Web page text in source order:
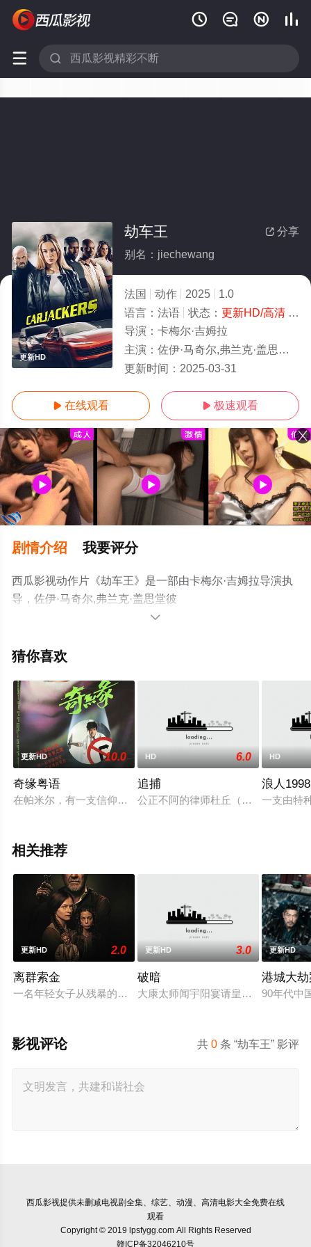
   
 
更新HD
 分享
劫车王
别名：jiechewang
法国 动作 2025
1.0
语言： 法语 状态： 更新HD/高清- 免费在线观看
导演： 卡梅尔·吉姆拉
主演： 佐伊·马奇尔,弗兰克·盖思堂彼得,Bosh,Chilla,Alassane,Diong,Disiz,La,Peste,
更新时间： 2025-03-31
 在线观看  极速观看
剧情介绍 我要评分
西瓜影视动作片《劫车王》是一部由卡梅尔·吉姆拉导演执
导，佐伊·马奇尔,弗兰克·盖思堂彼
得
Ceccaldi,Florence,Fauquet,乔纳森·德缪杰,阿利克斯·贝纳
影，手机免费观看高清无删减完整版电影大全就上西瓜影
院，更多相关信息可移步至豆瓣电影、电视猫或剧情网等
平台了解。

猜你喜欢
更新HD 10.0
奇缘粤语
在帕米尔，有一支信仰神秘力量的古老部族，其中正邪两派对
HD 6.0
追捕
公正不阿的律师杜丘（张涵予饰），
HD
浪人1998
一支由特
相关推荐
更新HD 2.0
离群索金
一名年轻女子从残暴的亡命团伙手中劫走了一批黄金，一路逃
更新HD 3.0
破暗
大康太师闻宇阳宴请皇上义子神策府
更新HD
港城大
90年代中
共0 条 “劫车王” 影评
影视评论
西瓜影视提供未删减电视剧全集、综艺、动漫、高清电影大全免费在线
观看
Copyright © 2019 lpsfygg.com All Rights Reserved
赣ICP备32046210号